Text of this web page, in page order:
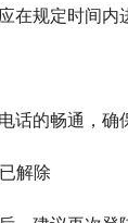
在规定时间内
话的畅通，确
解除